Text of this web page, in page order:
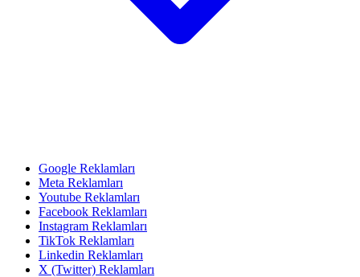
Google Reklamları
Meta Reklamları
Youtube Reklamları
Facebook Reklamları
Instagram Reklamları
TikTok Reklamları
Linkedin Reklamları
X (Twitter) Reklamları